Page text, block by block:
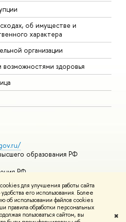
для улучшения работы сайта
его использования. Более
об использовании файлов cookies
правила обработки персональных
пользоваться сайтом, вы
✖
об имуществе и
характера
организации
здоровья
образования РФ
РФ
курсы
и контактыУсловия